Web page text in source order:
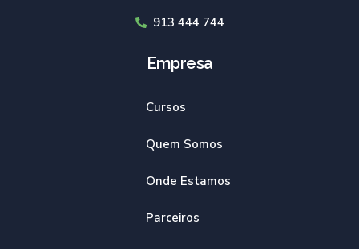
913 444 744
Empresa
Cursos
Quem Somos
Onde Estamos
Parceiros